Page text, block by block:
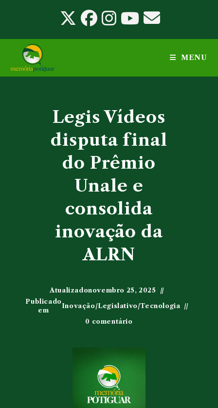
conteúdo
MENU
Legis Vídeos
disputa final
do Prêmio
Unale e
consolida
inovação da
ALRN
Atualizadonovembro 25, 2025
Publicado
em
Inovação/Legislativo/Tecnologia
0 comentário